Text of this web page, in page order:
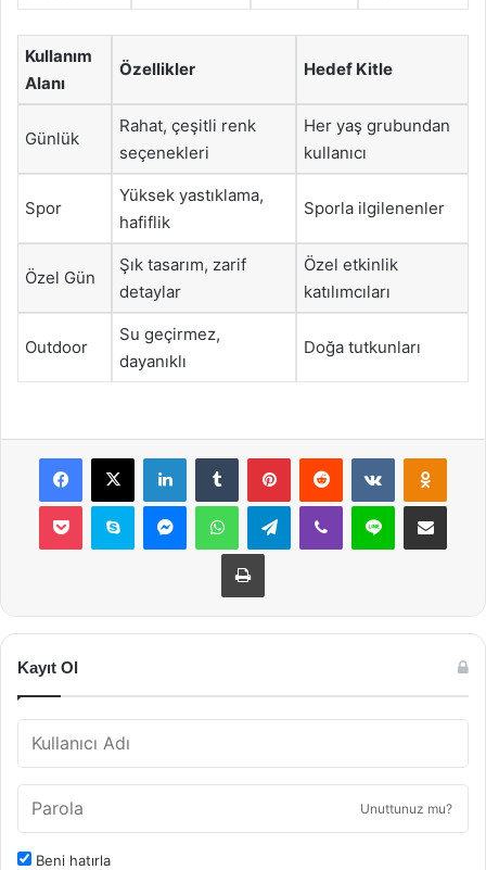
Kullanım
Alanı
Özellikler Hedef Kitle
Günlük
Rahat, çeşitli renk
seçenekleri
Her yaş grubundan
kullanıcı
Spor
Yüksek yastıklama,
hafiflik
Sporla ilgilenenler
Özel Gün
Şık tasarım, zarif
detaylar
Özel etkinlik
katılımcıları
Outdoor
Su geçirmez,
dayanıklı
Doğa tutkunları
Facebook
X LinkedInTumblr PinterestReddit VKontakte
Pocket Skype MessengerWhatsAppTelegramViber Line E-Posta ile
Yazdır
Kayıt Ol
Unuttunuz mu?
Beni hatırla